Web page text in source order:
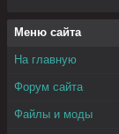
Меню сайта
На главную
Форум сайта
Файлы и моды